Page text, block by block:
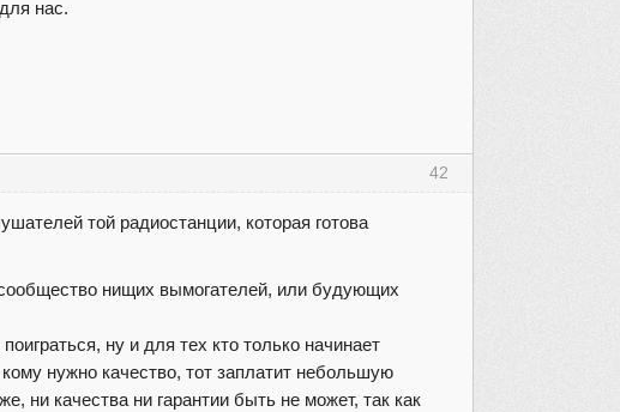
нас.
42
той радиостанции, которая готова
нищих вымогателей, или будующих
ну и для тех кто только начинает
нужно качество, тот заплатит небольшую
ни качества ни гарантии быть не может, так как